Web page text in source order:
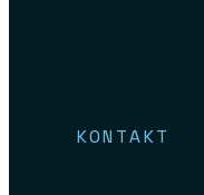
KONTAKT